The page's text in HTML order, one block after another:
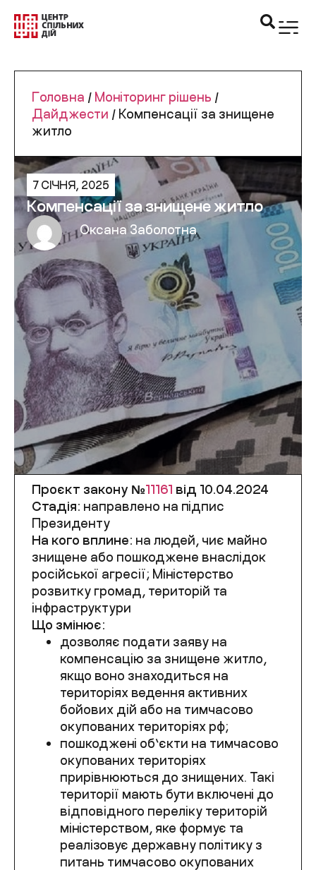
Головна / Моніторинг рішень /
Дайджести / Компенсації за знищене
житло
7 СІЧНЯ, 2025
Компенсації за знищене житло
Оксана Заболотна
Проєкт закону №11161 від 10.04.2024
Стадія: направлено на підпис
Президенту
На кого вплине: на людей, чиє майно
знищене або пошкоджене внаслідок
російської агресії; Міністерство
розвитку громад, територій та
інфраструктури
Що змінює:
дозволяє подати заяву на
компенсацію за знищене житло,
якщо воно знаходиться на
територіях ведення активних
бойових дій або на тимчасово
окупованих територіях рф;
пошкоджені об’єкти на тимчасово
окупованих територіях
прирівнюються до знищених. Такі
території мають бути включені до
відповідного переліку територій
міністерством, яке формує та
реалізовує державну політику з
питань тимчасово окупованих